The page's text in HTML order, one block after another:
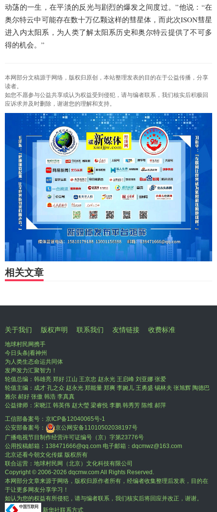
动荡的一生，在平淡的反光与剧烈的爆发之间度过。”他说：“在
奥尔特云中可能存在数十万亿颗这样的彗星体，而此次ISON彗星
进入内太阳系，为人类了解太阳系历史和奥尔特云提供了不可多
得的机会。”
本网部分文稿源于网络，版权归原创，本站整理发表的目的在于公益传播，分享
读者。
如您不愿参与公益共享或认为权益受到侵犯，请与编者联系，我们核实后积极回
应诉求并及时删除，谢谢您的理解和支持。
相关文章
关于我们 版权声明 联系我们 友情链接 收费标准
地球村民网携手
今日头条|看神州
为人类生态命运共同体
发声发力汇聚智力！
轮值总编：韩雄亮 郑好 江山 王京忠 赵永光 王启峰 刘亚娜 张爱
轮值主编：成才 孔之众 赵永光 郑能量 郑爽 李婉儿 王勇盛 锡林夫 张旭辉 陶德巴
雅尔 郝好 张傲 韩浩 李真真
公益律师：宋晓江 韩英伟 赵大瑩 梁睿悦 李鹏 韩秀芳 陈维 郝萍
工信部备案号： 京ICP备12040065号-1
公安部备案号：
京公网安备11010502038197号
广播电视节目制作经营许可证编号（京）字第23776号
公用投稿邮箱：138471666@qq.com 电子邮箱：dqcmwz@163.com
北京还看今朝文化传媒 版权所有
联合运营：地球村民网（北京）文化科技有限公司
Copyright © 2006-2026 dqcmw.com All Rights Reserved.
本网部分文章来源于网络，版权归原作者所有，经编者收集整理后发表，目的在
于让更多网友分享学习！
如认为您的权益有所侵犯，请与编者联系，我们核实后将回应并改正，谢谢。
新华社联系方式